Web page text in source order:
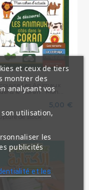
Les Animaux
le Coran : Mon...
5,00 €
de stock
et ceux de tiers
montrer des
analysant vos
utilisation,
les
publicités
et les